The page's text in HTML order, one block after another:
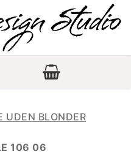
UDEN BLONDER
106 06